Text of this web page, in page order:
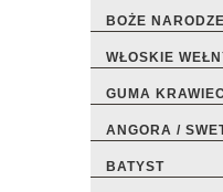
BOŻE
WŁOSKIE
GUMA
ANGORA /
BATYST